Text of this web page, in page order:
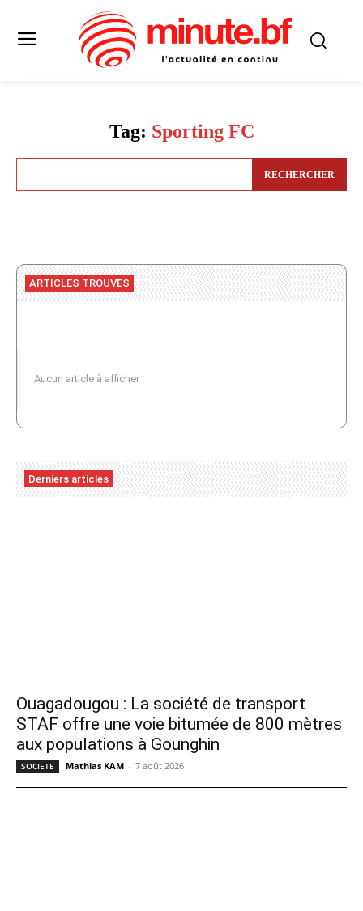
Tag: Sporting FC
RECHERCHER
ARTICLES TROUVES
Aucun article à afficher
Derniers articles
Ouagadougou : La société de transport
STAF offre une voie bitumée de 800 mètres
aux populations à Gounghin
SOCIETE Mathias KAM - 7 août 2026